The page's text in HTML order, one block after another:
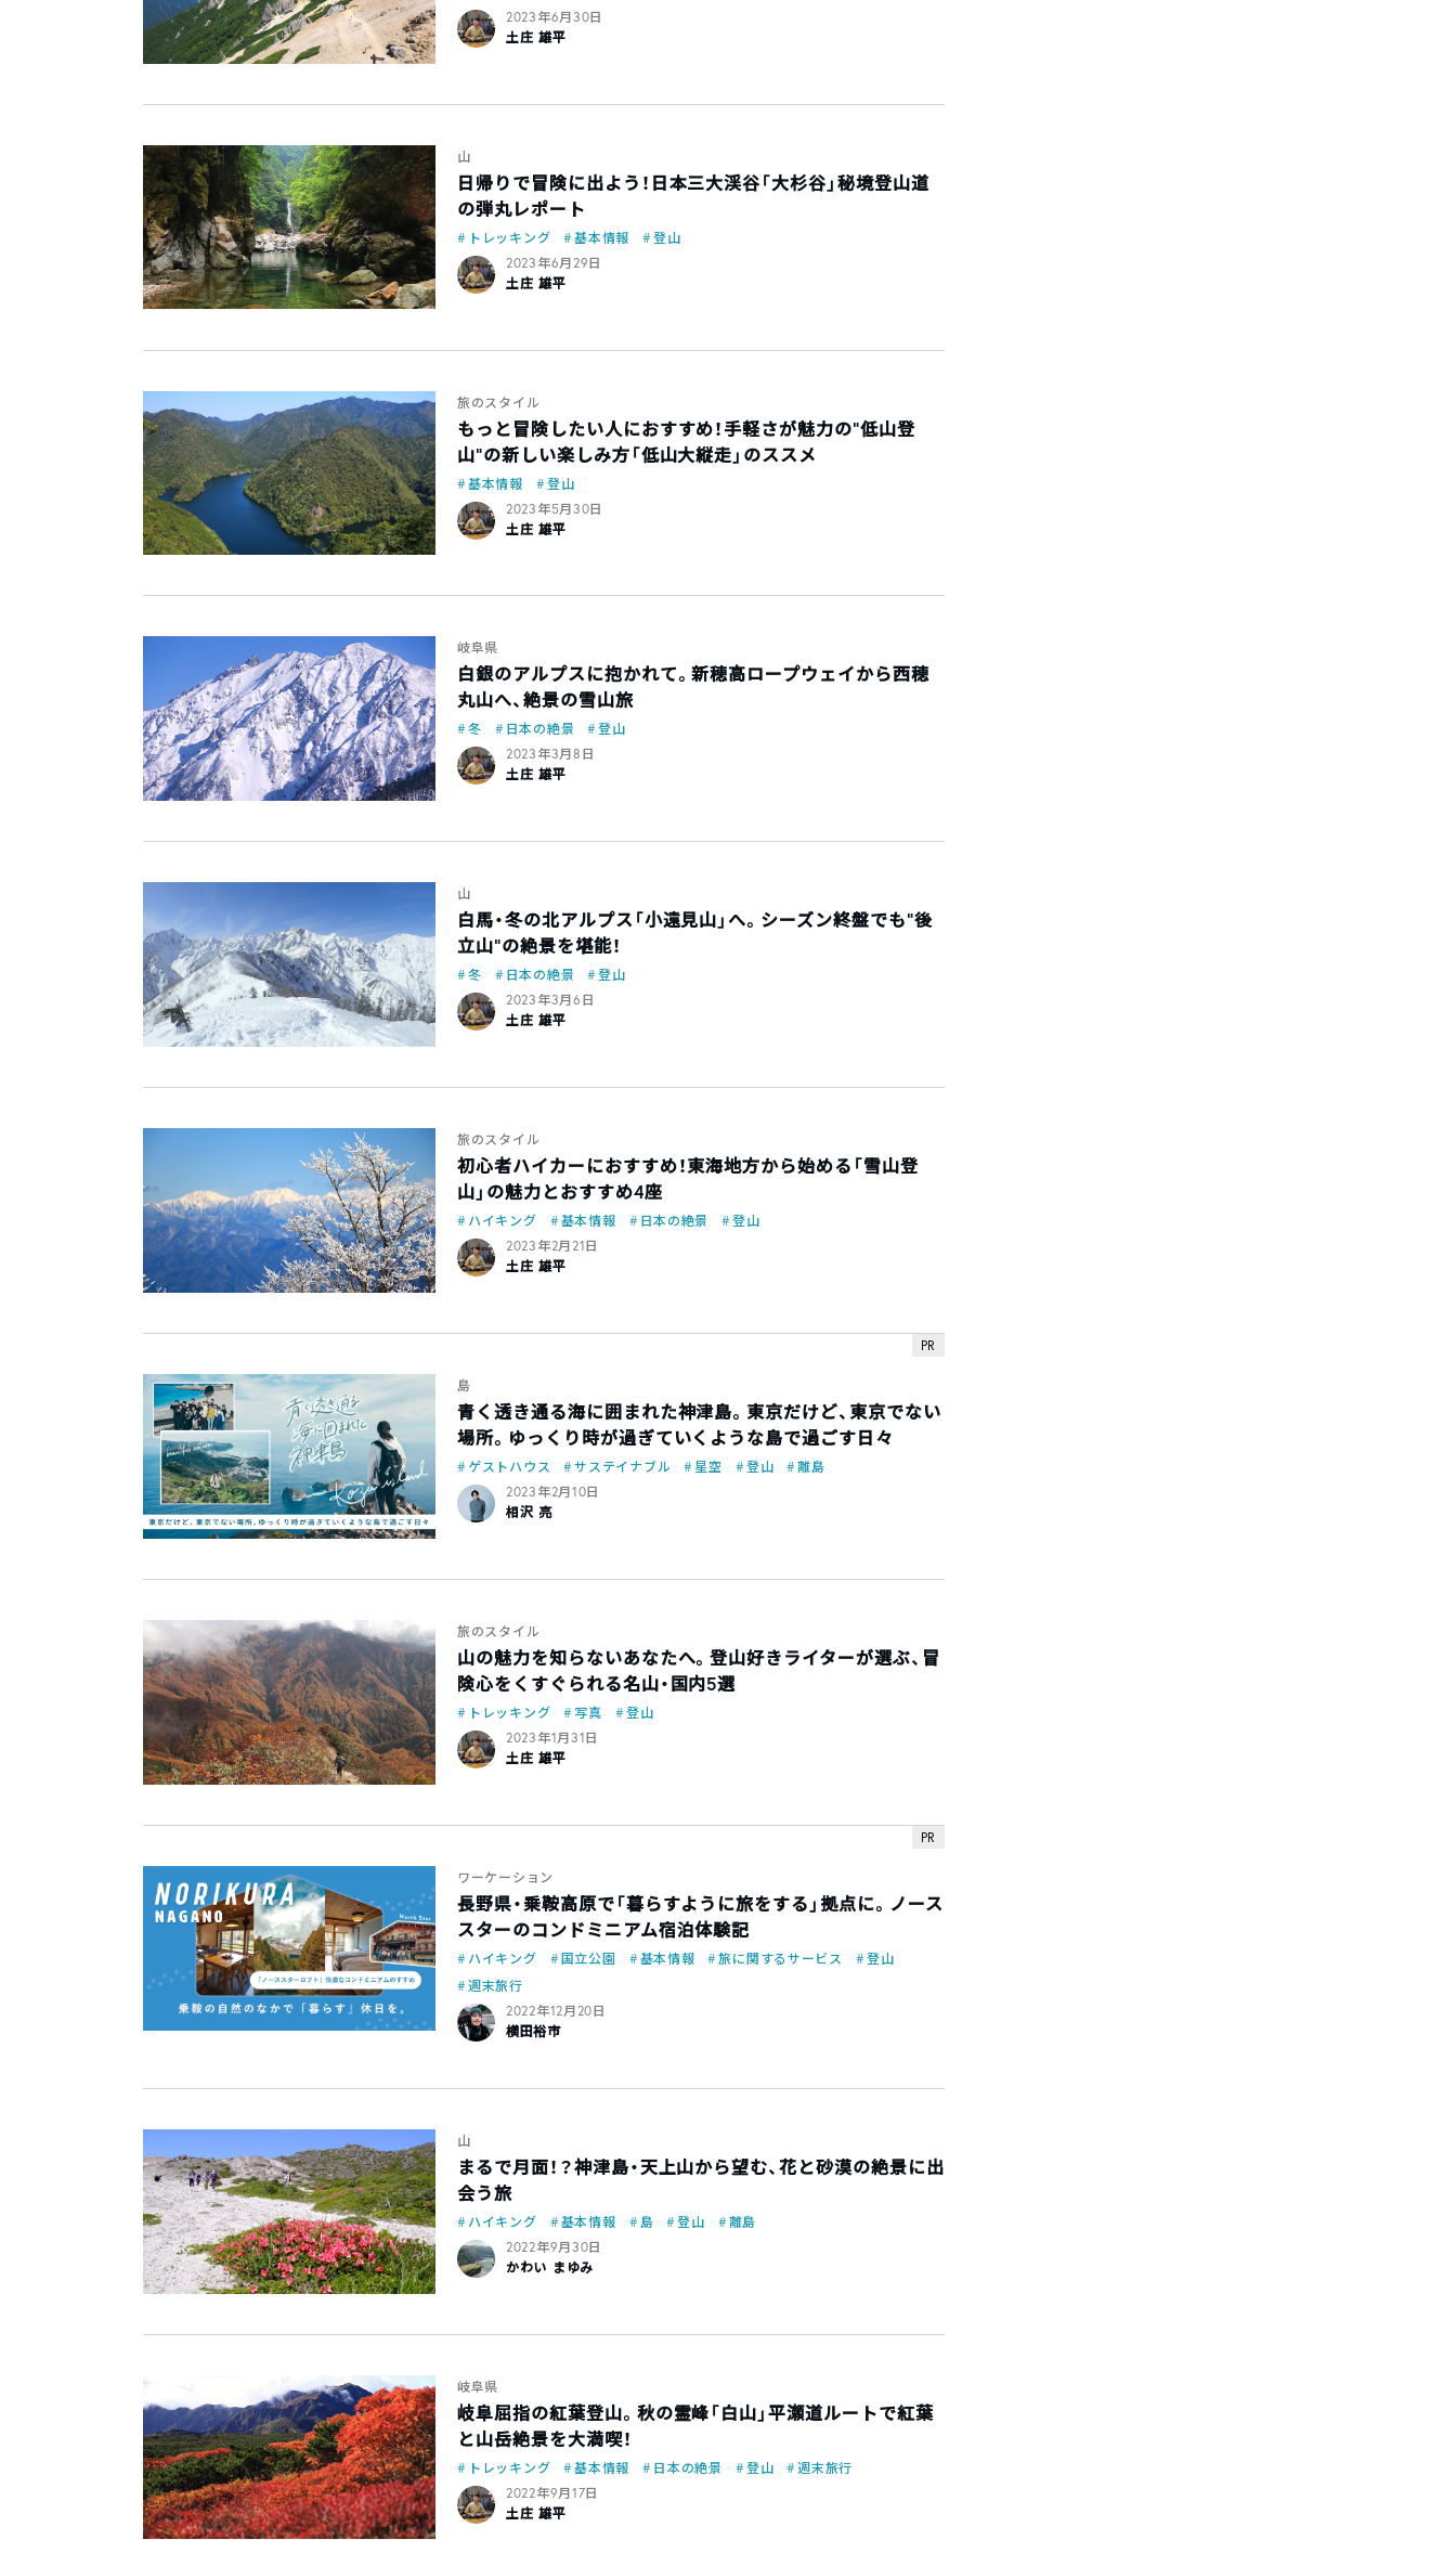
2023年6月30日
土庄 雄平
山
日帰りで冒険に出よう！日本三大渓谷「大杉谷」秘境登山道
の弾丸レポート
トレッキング 基本情報
登山
2023年6月29日
土庄 雄平
旅のスタイル
もっと冒険したい人におすすめ！手軽さが魅力の”低山登
山”の新しい楽しみ方「低山大縦走」のススメ
基本情報
登山
2023年5月30日
土庄 雄平
岐阜県
白銀のアルプスに抱かれて。新穂高ロープウェイから西穂
丸山へ、絶景の雪山旅
冬 日本の絶景
登山
2023年3月8日
土庄 雄平
山
白馬・冬の北アルプス「小遠見山」へ。シーズン終盤でも“後
立山“の絶景を堪能！
冬 日本の絶景
登山
2023年3月6日
土庄 雄平
旅のスタイル
初心者ハイカーにおすすめ！東海地方から始める「雪山登
山」の魅力とおすすめ4座
ハイキング 基本情報 日本の絶景
登山
2023年2月21日
土庄 雄平
PR
島
青く透き通る海に囲まれた神津島。東京だけど、東京でない
場所。ゆっくり時が過ぎていくような島で過ごす日々
ゲストハウス サステイナブル 星空 登山
離島
2023年2月10日
相沢 亮
旅のスタイル
山の魅力を知らないあなたへ。登山好きライターが選ぶ、冒
険心をくすぐられる名山・国内5選
トレッキング 写真
登山
2023年1月31日
土庄 雄平
PR
ワーケーション
長野県・乗鞍高原で「暮らすように旅をする」拠点に。ノース
スターのコンドミニアム宿泊体験記
ハイキング 国立公園 基本情報 旅に関するサービス
登山
週末旅行
2022年12月20日
横田裕市
山
まるで月面！？神津島・天上山から望む、花と砂漠の絶景に出
会う旅
ハイキング 基本情報 島 登山
離島
2022年9月30日
かわい まゆみ
岐阜県
岐阜屈指の紅葉登山。秋の霊峰「白山」平瀬道ルートで紅葉
と山岳絶景を大満喫！
トレッキング 基本情報 日本の絶景 登山
週末旅行
2022年9月17日
土庄 雄平